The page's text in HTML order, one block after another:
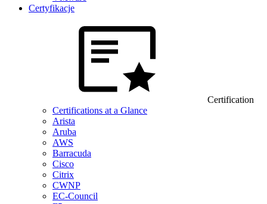
Certyfikacje
Certification
Certifications at a Glance
Arista
Aruba
AWS
Barracuda
Cisco
Citrix
CWNP
EC-Council